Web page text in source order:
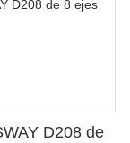
D208 de